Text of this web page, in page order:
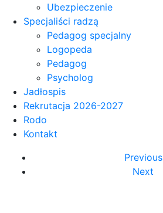
Ubezpieczenie
Specjaliści radzą
Pedagog specjalny
Logopeda
Pedagog
Psycholog
Jadłospis
Rekrutacja 2026-2027
Rodo
Kontakt
Previous
Next